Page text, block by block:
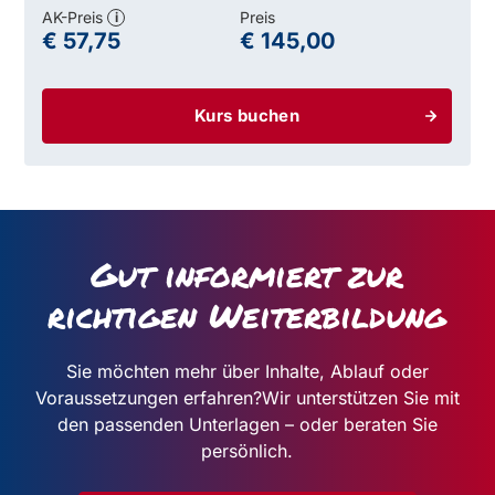
Kurs buchen
AK-Preis i
€ 57,75
Preis
€ 145,00
Gut informiert zur
richtigen Weiterbildung
Sie möchten mehr über Inhalte, Ablauf oder
Voraussetzungen erfahren?Wir unterstützen Sie mit
den passenden Unterlagen – oder beraten Sie
persönlich.